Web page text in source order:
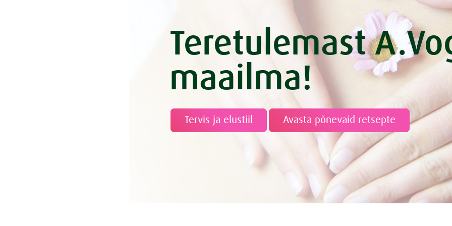
Teretulemast
maailma!
Tervis ja elustiil Avasta põnevaid retsepte